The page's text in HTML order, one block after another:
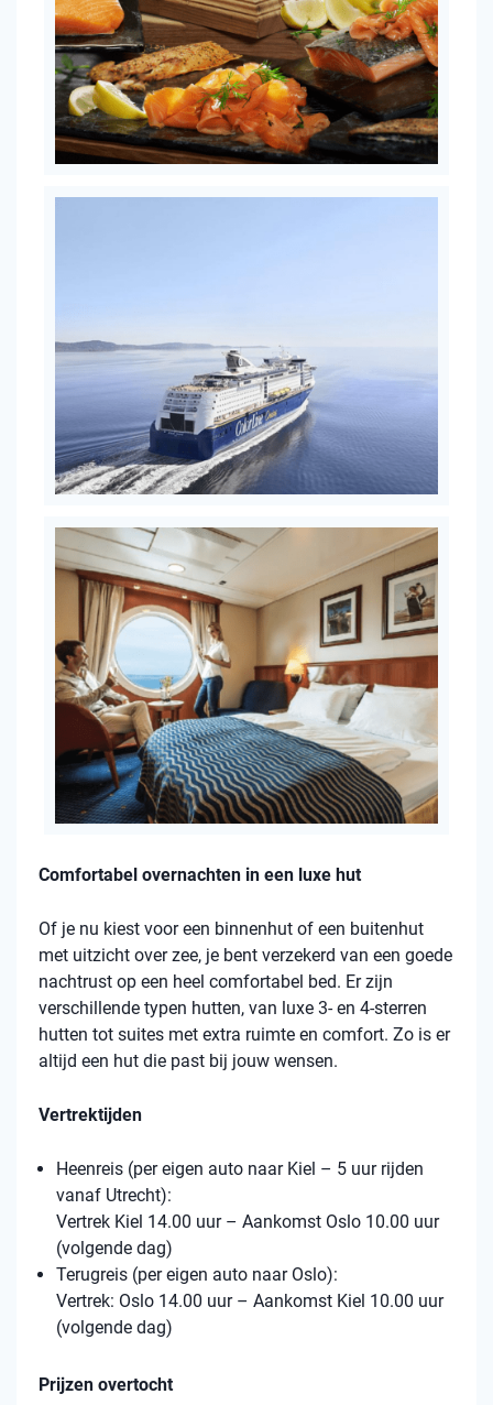
Comfortabel overnachten in een luxe hut
Of je nu kiest voor een binnenhut of een buitenhut
met uitzicht over zee, je bent verzekerd van een goede
nachtrust op een heel comfortabel bed. Er zijn
verschillende typen hutten, van luxe 3- en 4-sterren
hutten tot suites met extra ruimte en comfort. Zo is er
altijd een hut die past bij jouw wensen.
Vertrektijden
Heenreis (per eigen auto naar Kiel – 5 uur rijden
vanaf Utrecht):
Vertrek Kiel 14.00 uur – Aankomst Oslo 10.00 uur
(volgende dag)
Terugreis (per eigen auto naar Oslo):
Vertrek: Oslo 14.00 uur – Aankomst Kiel 10.00 uur
(volgende dag)
Prijzen overtocht